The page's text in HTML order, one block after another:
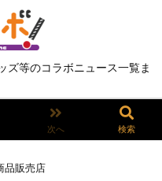
ズ等のコラボニュース一覧ま
次へ 検索
品販売店